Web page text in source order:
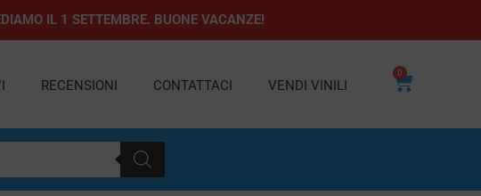
IL 1 SETTEMBRE. BUONE VACANZE!
RECENSIONI CONTATTACI VENDI VINILI
0
Carrello